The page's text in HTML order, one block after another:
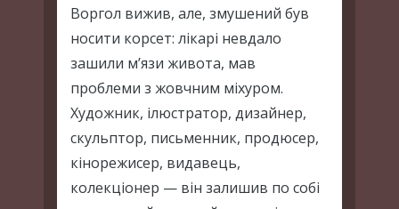
Воргол вижив, але, змушений був
носити корсет: лікарі невдало
зашили м’язи живота, мав
проблеми з жовчним міхуром.
Художник, ілюстратор, дизайнер,
скульптор, письменник, продюсер,
кінорежисер, видавець,
колекціонер — він залишив по собі